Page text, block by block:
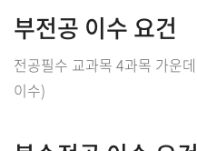
부전공 이수 요건
전공필수 교과목 4과목 가운
이수)